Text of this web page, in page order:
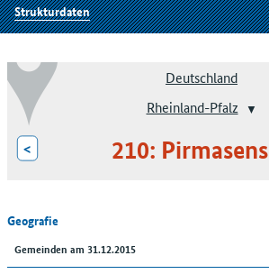
Strukturdaten
Deutschland
Rheinland-Pfalz
< 210: Pirmasens
Geografie
Gemeinden am 31.12.2015